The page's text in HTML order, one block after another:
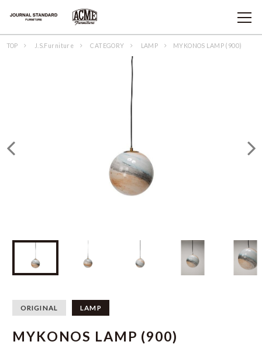
TOP J.S.Furniture CATEGORY LAMP MYKONOS LAMP (900)
ORIGINAL LAMP
MYKONOS LAMP (900)